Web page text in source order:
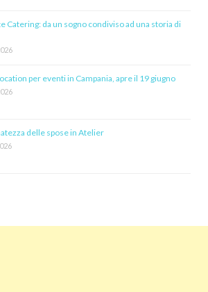
Catering: da un sogno condiviso ad una storia di
per eventi in Campania, apre il 19 giugno
delle spose in Atelier